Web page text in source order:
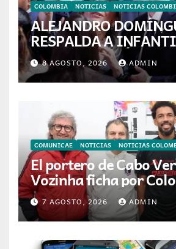
COLOMBIA NOTICIAS NOTICIAS
ALEJANDRO
RESPALDA A
CALI: «ES EL LÍDER
TRANSFORMACIÓN
FÚTBOL»
8 AGOSTO, 2026 ADMIN
COMUNICAE NOTICIAS NOTICIAS
El portero de Cabo
Vozinha ficha por
JETOUR respalda su
etapa
7 AGOSTO, 2026 ADMIN